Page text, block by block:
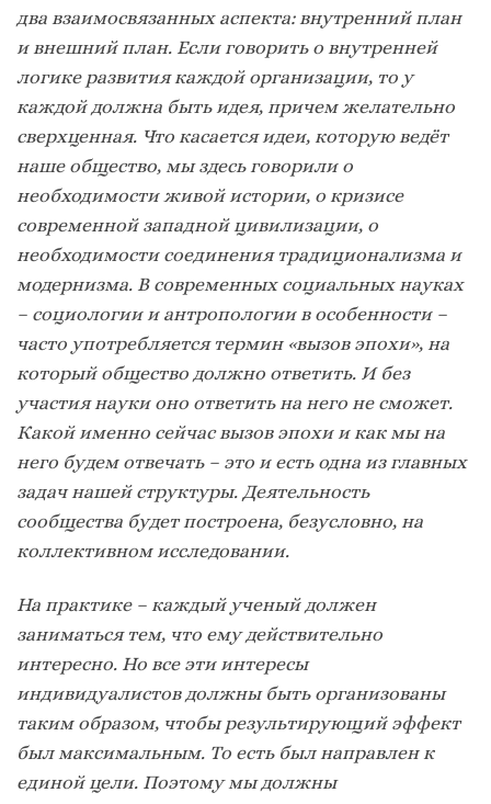
два взаимосвязанных аспекта: внутренний план
и внешний план. Если говорить о внутренней
логике развития каждой организации, то у
каждой должна быть идея, причем желательно
сверхценная. Что касается идеи, которую ведёт
наше общество, мы здесь говорили о
необходимости живой истории, о кризисе
современной западной цивилизации, о
необходимости соединения традиционализма и
модернизма. В современных социальных науках
– социологии и антропологии в особенности –
часто употребляется термин «вызов эпохи», на
который общество должно ответить. И без
участия науки оно ответить на него не сможет.
Какой именно сейчас вызов эпохи и как мы на
него будем отвечать – это и есть одна из главных
задач нашей структуры. Деятельность
сообщества будет построена, безусловно, на
коллективном исследовании.
На практике – каждый ученый должен
заниматься тем, что ему действительно
интересно. Но все эти интересы
индивидуалистов должны быть организованы
таким образом, чтобы результирующий эффект
был максимальным. То есть был направлен к
единой цели. Поэтому мы должны